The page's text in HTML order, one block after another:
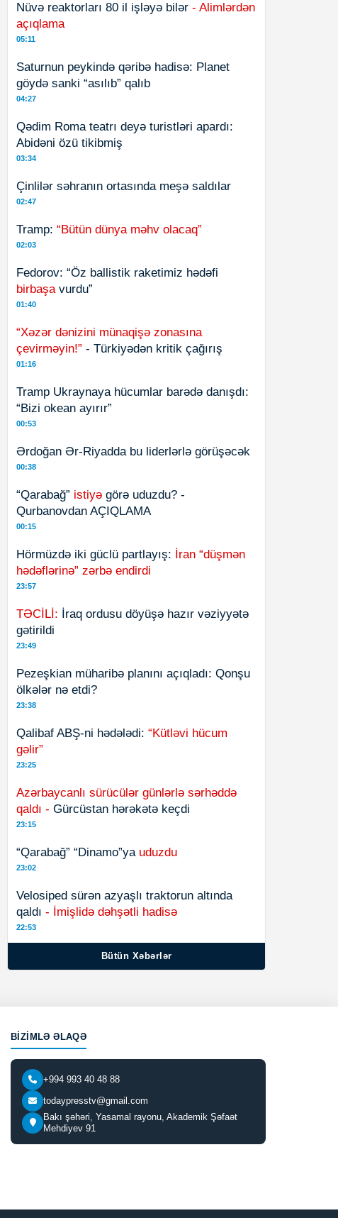
Nüvə reaktorları 80 il işləyə bilər - Alimlərdən
açıqlama
05:11
Saturnun peykində qəribə hadisə: Planet
göydə sanki “asılıb” qalıb
04:27
Qədim Roma teatrı deyə turistləri apardı:
Abidəni özü tikibmiş
03:34
Çinlilər səhranın ortasında meşə saldılar
02:47
Tramp: “Bütün dünya məhv olacaq”
02:03
Fedorov: “Öz ballistik raketimiz hədəfi
birbaşavurdu”
01:40
“Xəzər dənizini münaqişə zonasına
çevirməyin!” - Türkiyədən kritik çağırış
01:16
Tramp Ukraynaya hücumlar barədə danışdı:
“Bizi okean ayırır”
00:53
Ərdoğan Ər-Riyadda bu liderlərlə görüşəcək
00:38
“Qarabağ” istiyə görə uduzdu? -
Qurbanovdan AÇIQLAMA
00:15
Hörmüzdə iki güclü partlayış: İran “düşmən
hədəflərinə” zərbə endirdi
23:57
TƏCİLİ: İraq ordusu döyüşə hazır vəziyyətə
gətirildi
23:49
Pezeşkian müharibə planını açıqladı: Qonşu
ölkələr nə etdi?
23:38
Qalibaf ABŞ-ni hədələdi: “Kütləvi hücum
gəlir”
23:25
Azərbaycanlı sürücülər günlərlə sərhəddə
qaldı - Gürcüstan hərəkətə keçdi
23:15
“Qarabağ” “Dinamo”ya uduzdu
23:02
Velosiped sürən azyaşlı traktorun altında
qaldı - İmişlidə dəhşətli hadisə
22:53
Bütün Xəbərlər
BIZIMLƏ ƏLAQƏ
+994 993 40 48 88
todaypresstv@gmail.com
Bakı şəhəri, Yasamal rayonu, Akademik Şəfaət
Mehdiyev 91